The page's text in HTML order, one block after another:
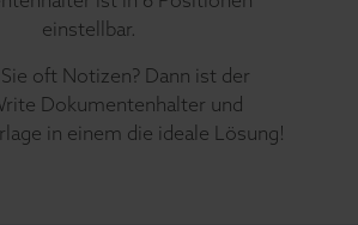
einstellbar.
oft Notizen? Dann ist der
Dokumentenhalter und
in einem die ideale Lösung!